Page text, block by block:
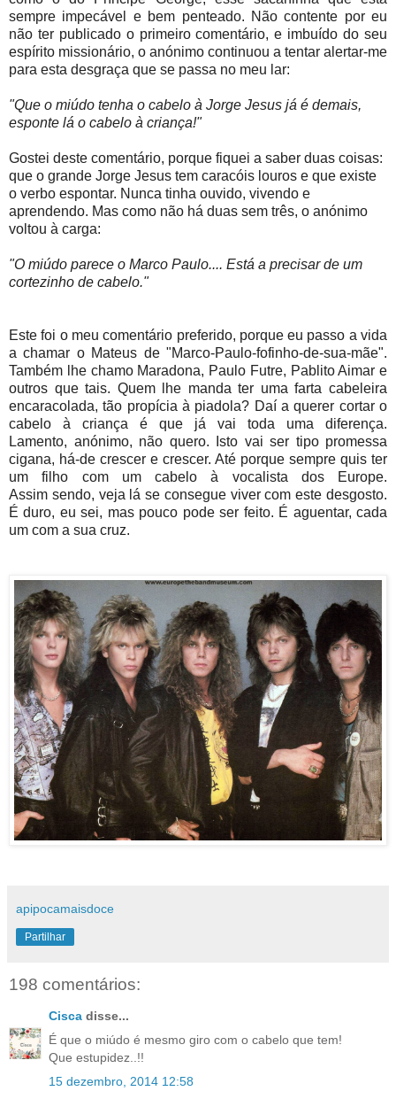
sempre impecável e bem penteado. Não contente por eu
não ter publicado o primeiro comentário, e imbuído do seu
espírito missionário, o anónimo continuou a tentar alertar-me
para esta desgraça que se passa no meu lar:
"Que o miúdo tenha o cabelo à Jorge Jesus já é demais,
esponte lá o cabelo à criança!"
Gostei deste comentário, porque fiquei a saber duas coisas:
que o grande Jorge Jesus tem caracóis louros e que existe
o verbo espontar. Nunca tinha ouvido, vivendo e
aprendendo. Mas como não há duas sem três, o anónimo
voltou à carga:
"O miúdo parece o Marco Paulo.... Está a precisar de um
cortezinho de cabelo."
Este foi o meu comentário preferido, porque eu passo a vida
achamar o Mateus de "Marco-Paulo-fofinho-de-sua-mãe".
Também lhe chamo Maradona, Paulo Futre, Pablito Aimar e
outros que tais. Quem lhe manda ter uma farta cabeleira
encaracolada, tão propícia à piadola? Daí a querer cortar o
cabelo à criança é que já vai toda uma diferença.
Lamento, anónimo, não quero. Isto vai ser tipo promessa
cigana, há-de crescer e crescer. Até porque sempre quis ter
um filho com um cabelo à vocalista dos Europe.
Assim sendo, veja lá se consegue viver com este desgosto.
É duro, eu sei, mas pouco pode ser feito. É aguentar, cada
um com a sua cruz.
apipocamaisdoce
Partilhar
198 comentários:
Cisca disse...
É que o miúdo é mesmo giro com o cabelo que tem!
Que estupidez..!!
15 dezembro, 2014 12:58